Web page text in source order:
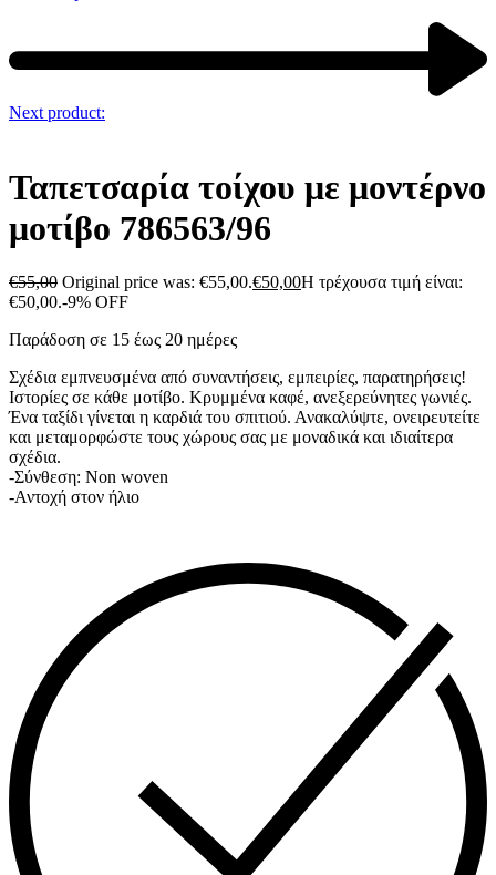
Next product:
Ταπετσαρία τοίχου με μοντέρνο
μοτίβο 786563/96
€55,00 Original price was: €55,00.€50,00Η τρέχουσα τιμή είναι:
€50,00.-9% OFF
Παράδοση σε 15 έως 20 ημέρες
Σχέδια εμπνευσμένα από συναντήσεις, εμπειρίες, παρατηρήσεις!
Ιστορίες σε κάθε μοτίβο. Κρυμμένα καφέ, ανεξερεύνητες γωνιές.
Ένα ταξίδι γίνεται η καρδιά του σπιτιού. Ανακαλύψτε, ονειρευτείτε
και μεταμορφώστε τους χώρους σας με μοναδικά και ιδιαίτερα
σχέδια.
-Σύνθεση: Non woven
-Αντοχή στον ήλιο